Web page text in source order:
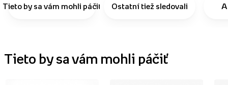
Tieto by sa vám mohli páčiť Ostatní tiež sledovali
Tieto by sa vám mohli páčiť